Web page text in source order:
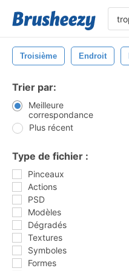
Troisième Endroit
Trier par:
Meilleure
correspondance
Plus récent
Type de fichier :
Pinceaux
Actions
PSD
Modèles
Dégradés
Textures
Symboles
Formes